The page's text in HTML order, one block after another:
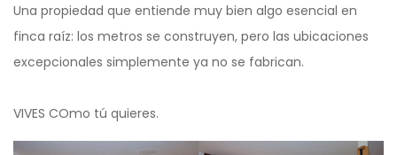
Una propiedad que entiende muy bien algo esencial en
finca raíz: los metros se construyen, pero las ubicaciones
excepcionales simplemente ya no se fabrican.
VIVES COmo tú quieres.